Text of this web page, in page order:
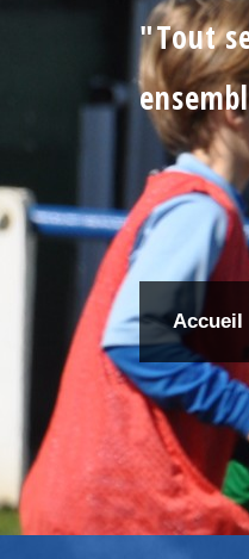
"Tout
Accueil